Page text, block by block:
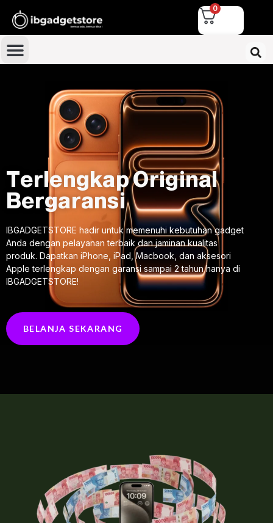
0
Terlengkap Original
Bergaransi
IBGADGETSTORE hadir untuk memenuhi kebutuhan gadget
Anda dengan pelayanan terbaik dan jaminan kualitas
produk. Dapatkan iPhone, iPad, Macbook, dan aksesori
Apple terlengkap dengan garansi sampai 2 tahun hanya di
IBGADGETSTORE!
BELANJA SEKARANG